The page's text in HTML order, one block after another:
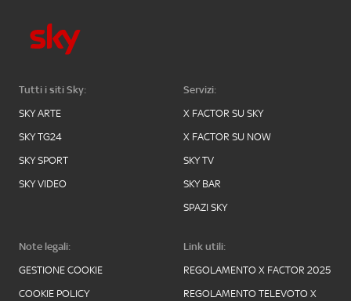
Tutti i siti Sky:
SKY ARTE
SKY TG24
SKY SPORT
SKY VIDEO
Servizi:
X FACTOR SU SKY
X FACTOR SU NOW
SKY TV
SKY BAR
SPAZI SKY
Note legali:
GESTIONE COOKIE
COOKIE POLICY
Link utili:
REGOLAMENTO X FACTOR 2025
REGOLAMENTO TELEVOTO X